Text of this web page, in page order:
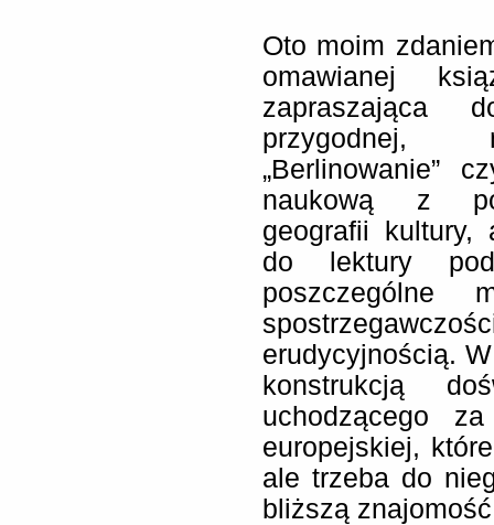
Oto moim
omawianej
zapraszająca
przygodnej,
„Berlinowanie”
naukową z
geografii kultury,
do lektury
poszczególne
erudycyjnością.
konstrukcją
uchodzącego
europejskiej,
ale trzeba do
bliższą